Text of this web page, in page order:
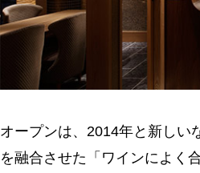
オープンは、2014年と新しい
を融合させた「ワインによく